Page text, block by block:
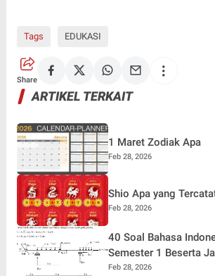
Tags EDUKASI
Share
ARTIKEL TERKAIT
1 Maret Zodiak Apa
Feb 28, 2026
Shio Apa yang
Feb 28, 2026
40 Soal Bahasa
Semester 1 Beserta
Terlengkap
Feb 28, 2026